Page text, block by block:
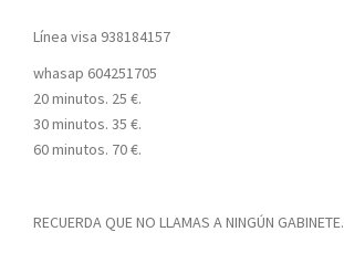
Línea visa 938184157
whasap 604251705
20 minutos. 25 €.
30 minutos. 35 €.
60 minutos. 70 €.
RECUERDA QUE NO LLAMAS A NINGÚN GABINETE.